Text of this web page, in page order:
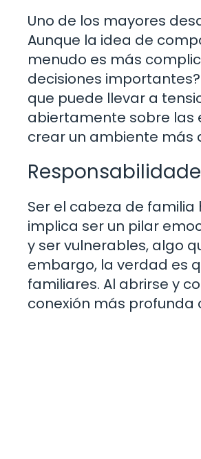
Uno de los mayores
Aunque la idea de
menudo es más
decisiones
que puede llevar a
abiertamente sobre las
crear un ambiente más
Ser el cabeza de
implica ser un pilar
y ser vulnerables, algo
embargo, la verdad es
familiares. Al abrirse y
conexión más profunda